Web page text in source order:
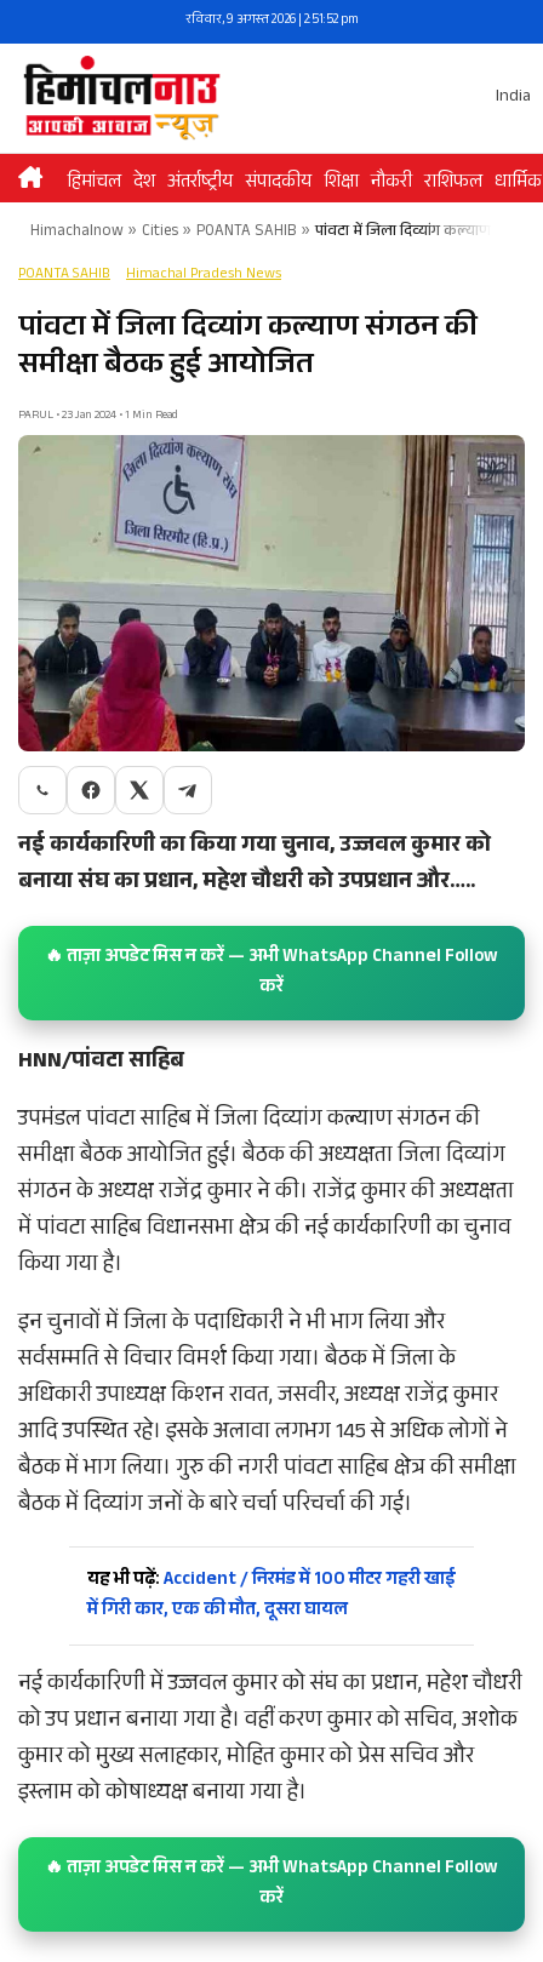
to
content
रविवार, 9 अगस्त 2026 | 2:51:52 pm
India
हिमांचल देश अंतर्राष्ट्रीय संपादकीय शिक्षा नौकरी राशिफल धार्मिक
Himachalnow» Cities» POANTA SAHIB » पांवटा में जिला दिव्यांग कल्याण
POANTA SAHIB Himachal Pradesh News
पांवटा में जिला दिव्यांग कल्याण संगठन की
समीक्षा बैठक हुई आयोजित
PARUL • 23 Jan 2024 • 1 Min Read
नई कार्यकारिणी का किया गयाचुनाव, उज्जवल कुमार को
बनाया संघ का प्रधान, महेश चौधरी को उपप्रधान और…..
🔥 ताज़ा अपडेट मिस न करें — अभी WhatsApp Channel Follow
करें
HNN/पांवटा साहिब
उपमंडल पांवटा साहिब में जिला दिव्यांग कल्याण संगठन की
समीक्षा बैठक आयोजित हुई। बैठक की अध्यक्षता जिला दिव्यांग
संगठन के अध्यक्ष राजेंद्र कुमार ने की। राजेंद्र कुमार की अध्यक्षता
में पांवटा साहिब विधानसभा क्षेत्र की नई कार्यकारिणी का चुनाव
किया गया है।
इन चुनावों में जिला के पदाधिकारी ने भी भाग लिया और
सर्वसम्मति से विचार विमर्श किया गया। बैठक में जिला के
अधिकारी उपाध्यक्ष किशन रावत, जसवीर, अध्यक्ष राजेंद्र कुमार
आदि उपस्थित रहे। इसके अलावा लगभग 145 से अधिक लोगों ने
बैठक में भाग लिया। गुरु की नगरी पांवटा साहिब क्षेत्र की समीक्षा
बैठक में दिव्यांग जनों के बारे चर्चा परिचर्चा की गई।
यह भी पढ़ें:Accident / निरमंड में 100 मीटर गहरी खाई
में गिरी कार, एक की मौत, दूसरा घायल
नई कार्यकारिणी में उज्जवल कुमार को संघ का प्रधान, महेश चौधरी
को उप प्रधान बनाया गया है। वहीं करण कुमार को सचिव, अशोक
कुमार को मुख्य सलाहकार, मोहित कुमार को प्रेस सचिव और
इस्लाम को कोषाध्यक्ष बनाया गया है।
🔥 ताज़ा अपडेट मिस न करें — अभी WhatsApp Channel Follow
करें